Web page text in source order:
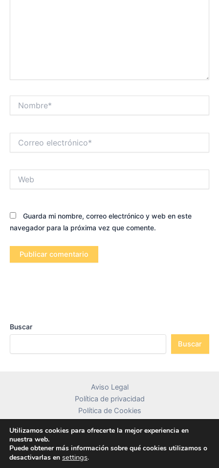
electrónico*
Guarda mi nombre, correo electrónico y web en este
navegador para la próxima vez que comente.
Buscar
Buscar
Aviso Legal
Política de privacidad
Política de Cookies
Utilizamos cookies para ofrecerte la mejor experiencia en
nuestra web.
Puede obtener más información sobre qué cookies utilizamos o
desactivarlas en settings.